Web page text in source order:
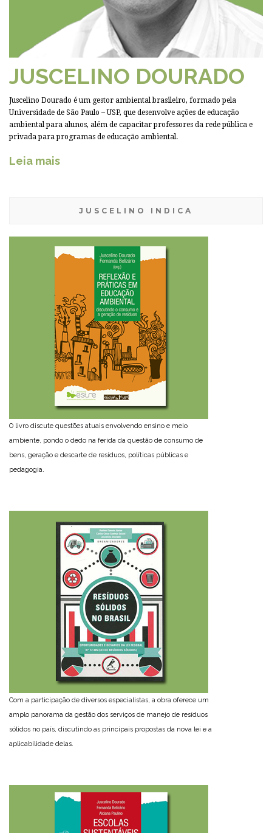
JUSCELINO DOURADO
Juscelino Dourado é um gestor ambiental brasileiro, formado pela
Universidade de São Paulo – USP, que desenvolve ações de educação
ambiental para alunos, além de capacitar professores da rede pública e
privada para programas de educação ambiental.
Leia mais
JUSCELINO INDICA
O livro discute questões atuais envolvendo ensino e meio
ambiente, pondo o dedo na ferida da questão de consumo de
bens, geração e descarte de resíduos, políticas públicas e
pedagogia.
Com a participação de diversos especialistas, a obra oferece um
amplo panorama da gestão dos serviços de manejo de resíduos
sólidos no país, discutindo as principais propostas da nova lei e a
aplicabilidade delas.